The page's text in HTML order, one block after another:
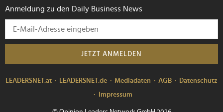
Anmeldung zu den Daily Business News
JETZT ANMELDEN
LEADERSNET.at LEADERSNET.de Mediadaten AGB
Datenschutz
Impressum